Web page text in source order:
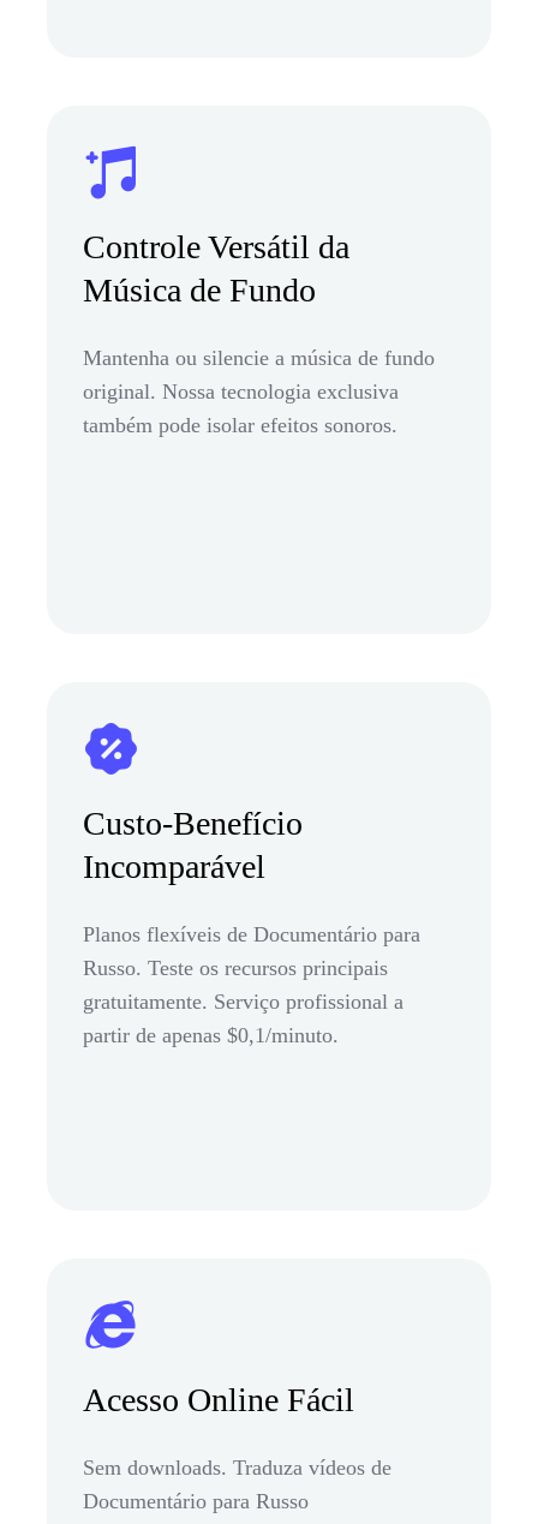
Controle Versátil da
Música de Fundo
Mantenha ou silencie a música de fundo
original. Nossa tecnologia exclusiva
também pode isolar efeitos sonoros.
Custo-Benefício
Incomparável
Planos flexíveis de Documentário para
Russo. Teste os recursos principais
gratuitamente. Serviço profissional a
partir de apenas $0,1/minuto.
Acesso Online Fácil
Sem downloads. Traduza vídeos de
Documentário para Russo